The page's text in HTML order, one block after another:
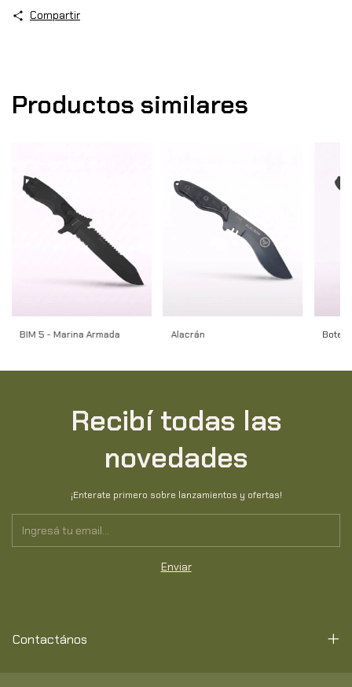
Compartir
Productos similares
BIM 5 - Marina Armada Alacrán Botero
Recibí todas las
novedades
¡Enterate primero sobre lanzamientos y ofertas!
Contactános